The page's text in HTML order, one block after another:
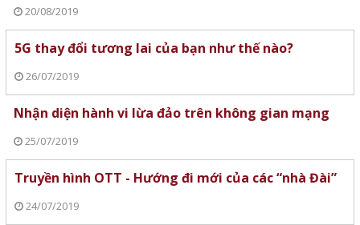
20/08/2019
5G thay đổi tương lai của bạn như thế nào?
26/07/2019
Nhận diện hành vi lừa đảo trên không gian mạng
25/07/2019
Truyền hình OTT - Hướng đi mới của các “nhà Đài”
24/07/2019